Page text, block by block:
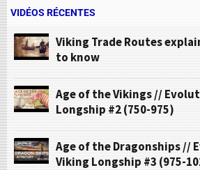
VIDÉOS RÉCENTES
Viking Trade Routes
to know
Age of the Vikings //
Longship #2 (750-975)
Age of the Dragonships //
Viking Longship #3 (975-